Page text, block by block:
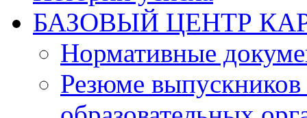
БАЗОВЫЙ ЦЕНТР
Нормативные
Резюме